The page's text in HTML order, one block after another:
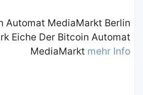
Automat MediaMarkt Berlin
Eiche Der Bitcoin Automat
MediaMarkt mehr Info